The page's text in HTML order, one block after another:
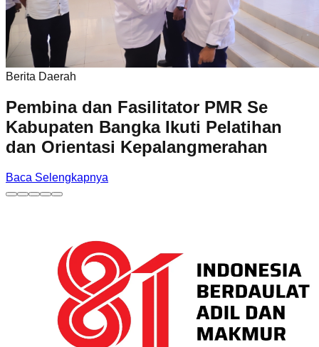
Berita Daerah
Pembina dan Fasilitator PMR Se
Kabupaten Bangka Ikuti Pelatihan
dan Orientasi Kepalangmerahan
Baca Selengkapnya